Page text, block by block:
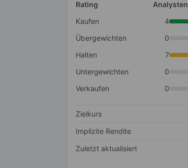
Rating
Analysten
Kaufen
4
Übergewichten
0
Halten
7
Untergewichten
0
Verkaufen
0
Zielkurs
Implizite Rendite
Zuletzt aktualisiert